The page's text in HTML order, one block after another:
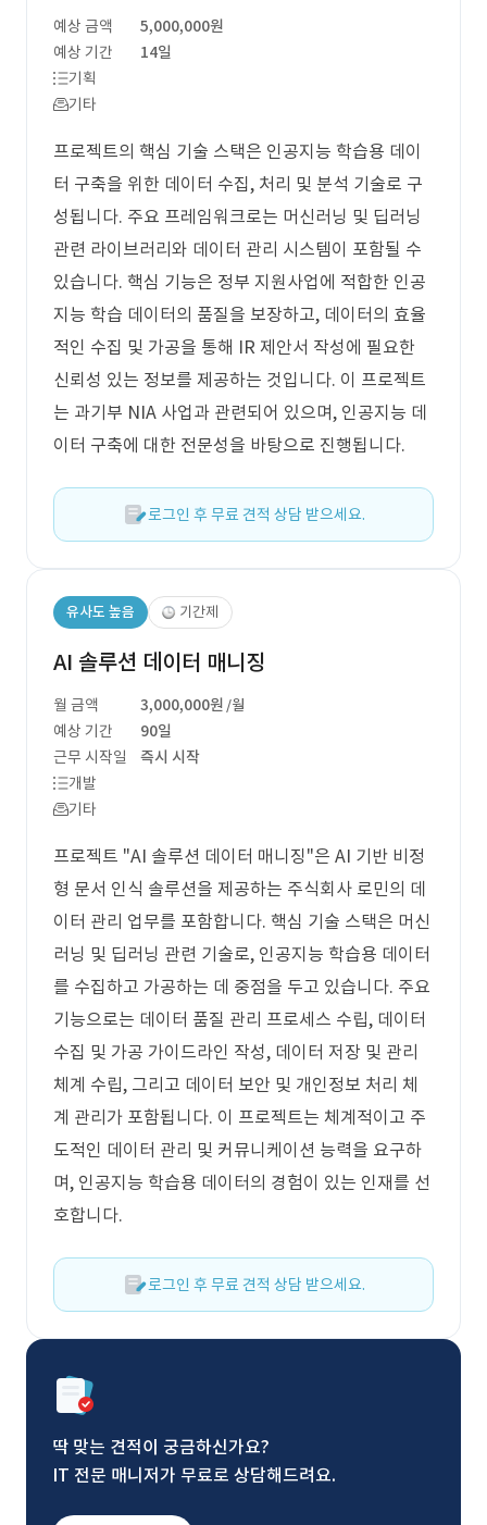
예상 금액
5,000,000원
예상 기간
14일
기획
기타
프로젝트의 핵심 기술 스택은 인공지능 학습용 데이
터 구축을 위한 데이터 수집, 처리 및 분석 기술로 구
성됩니다. 주요 프레임워크로는 머신러닝 및 딥러닝
관련 라이브러리와 데이터 관리 시스템이 포함될 수
있습니다. 핵심 기능은 정부 지원사업에 적합한 인공
지능 학습 데이터의 품질을 보장하고, 데이터의 효율
적인 수집 및 가공을 통해 IR 제안서 작성에 필요한
신뢰성 있는 정보를 제공하는 것입니다. 이 프로젝트
는 과기부 NIA 사업과 관련되어 있으며, 인공지능 데
이터 구축에 대한 전문성을 바탕으로 진행됩니다.
로그인 후 무료 견적 상담 받으세요.
유사도 높음 기간제
AI 솔루션 데이터 매니징
월 금액 3,000,000원 /월
예상 기간
90일
근무 시작일
즉시 시작
개발
기타
프로젝트 "AI 솔루션 데이터 매니징"은 AI 기반 비정
형 문서 인식 솔루션을 제공하는 주식회사 로민의 데
이터 관리 업무를 포함합니다. 핵심 기술 스택은 머신
러닝 및 딥러닝 관련 기술로, 인공지능 학습용 데이터
를 수집하고 가공하는 데 중점을 두고 있습니다. 주요
기능으로는 데이터 품질 관리 프로세스 수립, 데이터
수집 및 가공 가이드라인 작성, 데이터 저장 및 관리
체계 수립, 그리고 데이터 보안 및 개인정보 처리 체
계 관리가 포함됩니다. 이 프로젝트는 체계적이고 주
도적인 데이터 관리 및 커뮤니케이션 능력을 요구하
며, 인공지능 학습용 데이터의 경험이 있는 인재를 선
호합니다.
로그인 후 무료 견적 상담 받으세요.
딱 맞는 견적이 궁금하신가요?
IT 전문 매니저가 무료로 상담해드려요.